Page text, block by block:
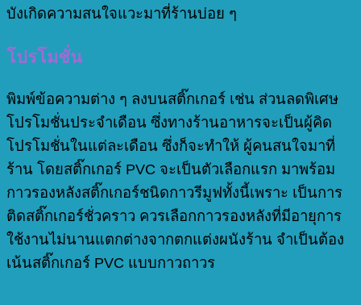
บังเกิดความสนใจแวะมาที่ร้านบ่อย ๆ
โปรโมชั่น
พิมพ์ข้อความต่าง ๆ ลงบนสติ๊กเกอร์ เช่น ส่วนลดพิเศษ
โปรโมชั่นประจำเดือน ซึ่งทางร้านอาหารจะเป็นผู้คิด
โปรโมชั่นในแต่ละเดือน ซึ่งก็จะทำให้ ผู้คนสนใจมาที่
ร้าน โดยสติ๊กเกอร์ PVC จะเป็นตัวเลือกแรก มาพร้อม
กาวรองหลังสติ๊กเกอร์ชนิดกาวรีมูฟทั้งนี้เพราะ เป็นการ
ติดสติ๊กเกอร์ชั่วคราว ควรเลือกกาวรองหลังที่มีอายุการ
ใช้งานไม่นานแตกต่างจากตกแต่งผนังร้าน จำเป็นต้อง
เน้นสติ๊กเกอร์ PVC แบบกาวถาวร